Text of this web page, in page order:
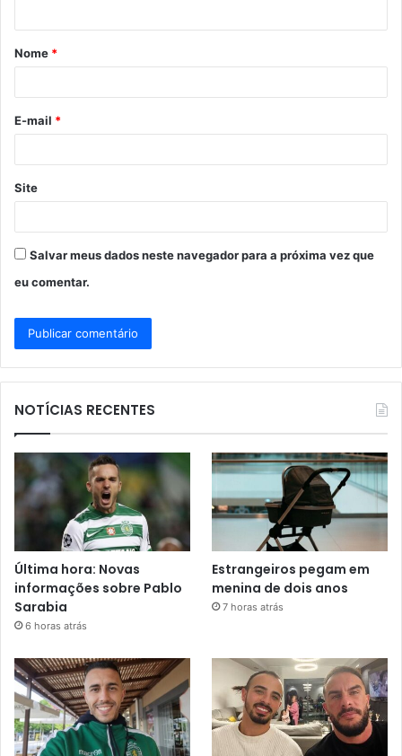
á
r
*
Nome *
E-mail *
Site
Salvar meus dados neste navegador para a próxima vez que
eu comentar.
NOTÍCIAS RECENTES
Última hora: Novas
informações sobre Pablo
Sarabia
6 horas atrás
Estrangeiros pegam em
menina de dois anos
7 horas atrás